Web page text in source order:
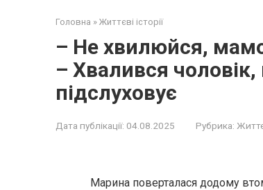
Головна » Життєві історії
– Не хвилюйся,
– Хвалився
підслуховує
Дата публікації: 04.08.2025 Рубрика:
Марина поверталася додому